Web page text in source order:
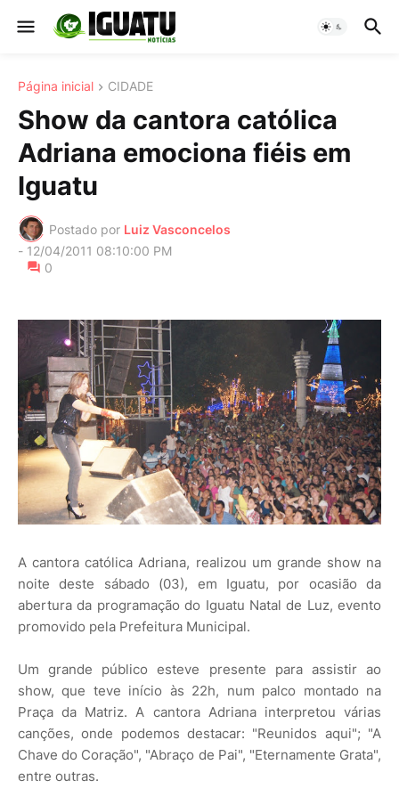
Página inicial CIDADE
Show da cantora católica
Adriana emociona fiéis em
Iguatu
Postado por Luiz Vasconcelos
- 12/04/2011 08:10:00 PM
0
A cantora católica Adriana, realizou um grande show na
noite deste sábado (03), em Iguatu, por ocasião da
abertura da programação do Iguatu Natal de Luz, evento
promovido pela Prefeitura Municipal.
Um grande público esteve presente para assistir ao
show, que teve início às 22h, num palco montado na
Praça da Matriz. A cantora Adriana interpretou várias
canções, onde podemos destacar: "Reunidos aqui"; "A
Chave do Coração", "Abraço de Pai", "Eternamente Grata",
entre outras.